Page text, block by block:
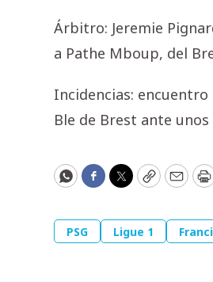
Árbitro: Jeremie
a Pathe Mboup, del
Incidencias:
Ble de Brest ante unos
WhatsApp
Facebook
Twitter
CopyEmail
PSG Ligue 1